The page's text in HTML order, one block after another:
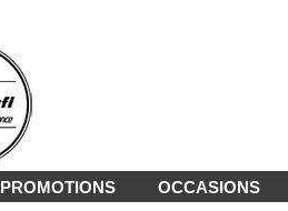
PROMOTIONS OCCASIONS